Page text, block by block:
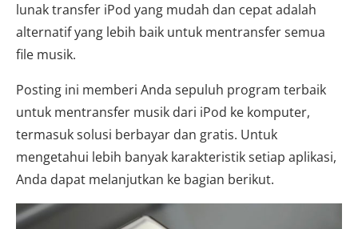
lunak transfer iPod yang mudah dan cepat adalah
alternatif yang lebih baik untuk mentransfer semua
file musik.
Posting ini memberi Anda sepuluh program terbaik
untuk mentransfer musik dari iPod ke komputer,
termasuk solusi berbayar dan gratis. Untuk
mengetahui lebih banyak karakteristik setiap aplikasi,
Anda dapat melanjutkan ke bagian berikut.